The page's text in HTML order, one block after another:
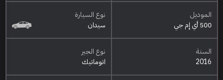
الموديل
500 أي إم جي
نوع السيارة
سيدان
السنة
2016
نوع الجير
اتوماتيك